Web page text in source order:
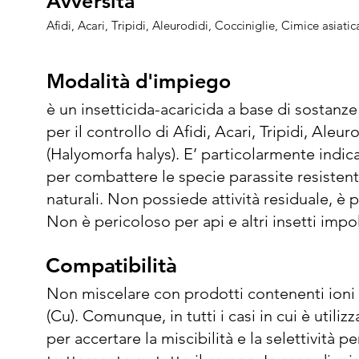
Afidi, Acari, Tripidi, Aleurodidi, Cocciniglie, Cimice
Modalità d'impiego
Modalità d'impiego
è un insetticida-acaricida a base di
per il controllo di Afidi, Acari, Tripidi,
(Halyomorfa halys). E’ particolarmente
per combattere le specie parassite
naturali. Non possiede attività residuale, è
Non è pericoloso per api e altri insetti
normativa vigente. E’ utilizzabile per i
parassiti, prevenendo così la formazione
forme giovanili ai primi stadi, alla dose di
Applicare con un volume d’acqua
Compatibilità
Compatibilità
Non miscelare con prodotti contenenti
(Cu). Comunque, in tutti i casi in cui è
per accertare la miscibilità e la selettività